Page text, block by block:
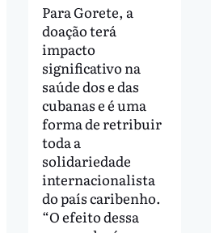
Para Gorete, a
doação terá
impacto
significativo na
saúde dos e das
cubanas e é uma
forma de retribuir
toda a
solidariedade
internacionalista
do país caribenho.
“O efeito dessa